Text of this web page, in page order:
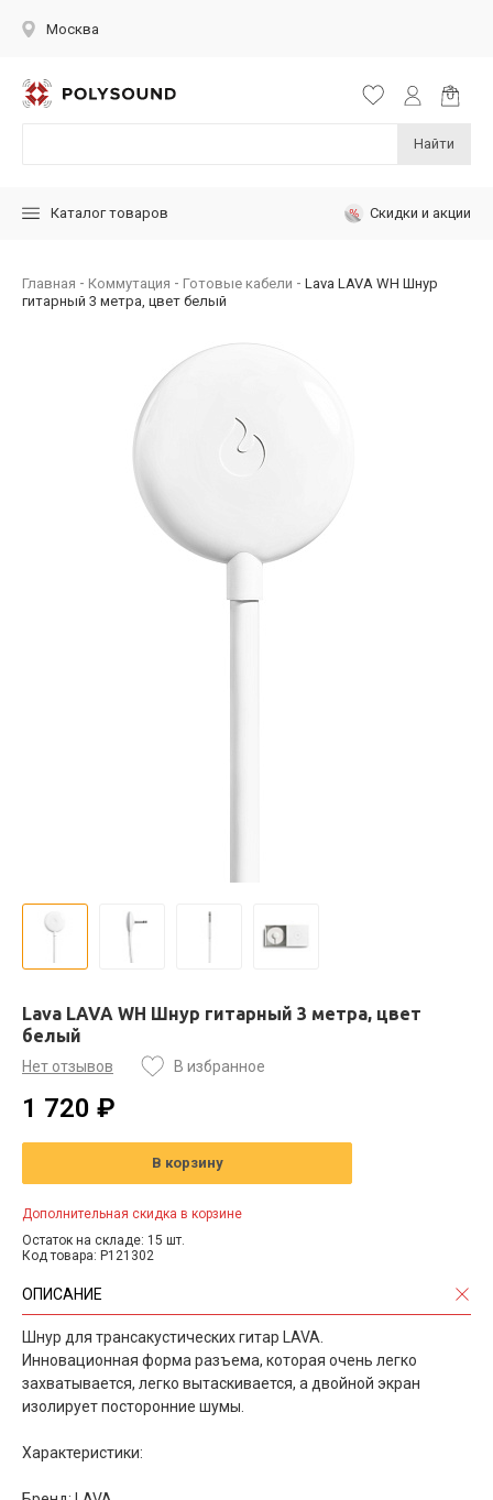
Москва
Найти
Каталог товаров Скидки и акции
Главная Коммутация Готовые кабели
Lava LAVA WH Шнур
гитарный 3 метра, цвет белый
Lava LAVA WH Шнур гитарный 3 метра, цвет
белый
Нет отзывов В избранное
1 720 ₽
В корзину
Дополнительная скидка в корзине
Остаток на складе: 15 шт.
Код товара: P121302
ОПИСАНИЕ
Шнур для трансакустических гитар LAVA.
Инновационная форма разъема, которая очень легко
захватывается, легко вытаскивается, а двойной экран
изолирует посторонние шумы.
Характеристики: